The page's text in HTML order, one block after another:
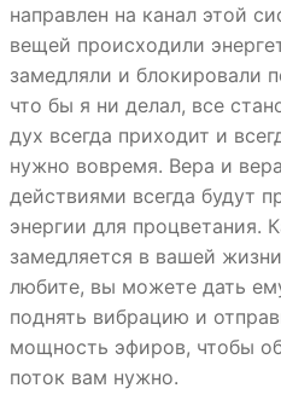
направлен на канал этой
вещей происходили
замедляли и блокировали
что бы я ни делал, все
дух всегда приходит и
нужно вовремя. Вера и
действиями всегда будут
энергии для процветания.
замедляется в вашей
любите, вы можете дать
поднять вибрацию и
мощность эфиров, чтобы
поток вам нужно.